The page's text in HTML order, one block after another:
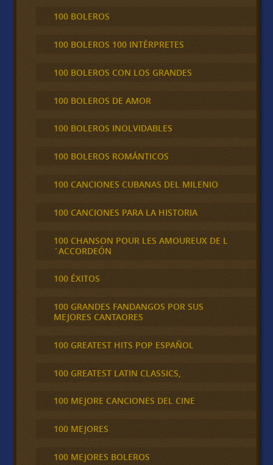
100 BOLEROS
100 BOLEROS 100 INTÉRPRETES
100 BOLEROS CON LOS GRANDES
100 BOLEROS DE AMOR
100 BOLEROS INOLVIDABLES
100 BOLEROS ROMÁNTICOS
100 CANCIONES CUBANAS DEL MILENIO
100 CANCIONES PARA LA HISTORIA
100 CHANSON POUR LES AMOUREUX DE L
´ACCORDEÓN
100 ÉXITOS
100 GRANDES FANDANGOS POR SUS
MEJORES CANTAORES
100 GREATEST HITS POP ESPAÑOL
100 GREATEST LATIN CLASSICS,
100 MEJORE CANCIONES DEL CINE
100 MEJORES
100 MEJORES BOLEROS